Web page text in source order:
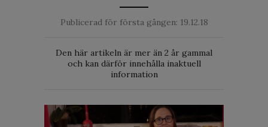
Publicerad för första gången: 19.12.18
Den här artikeln är mer än 2 år gammal
och kan därför innehålla inaktuell
information